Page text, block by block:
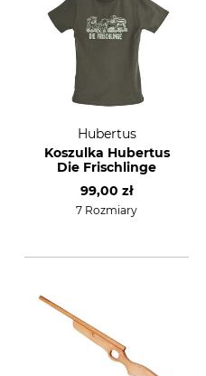
Hubertus
Koszulka Hubertus
Die Frischlinge
99,00 zł
7 Rozmiary